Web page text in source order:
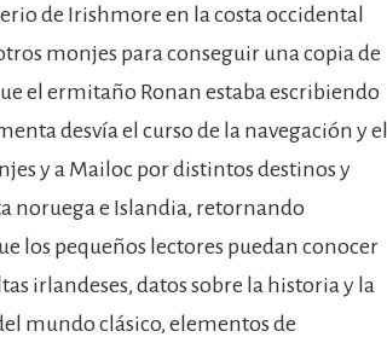
de Irishmore en la costa occidental
monjes para conseguir una copia de
el ermitaño Ronan estaba escribiendo
desvía el curso de la navegación y el
y a Mailoc por distintos destinos y
noruega e Islandia, retornando
los pequeños lectores puedan conocer
irlandeses, datos sobre la historia y la
mundo clásico, elementos de